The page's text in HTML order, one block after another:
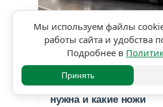
★★★★★
646 4 мин чтения
«Скрутка повара»:
нужна и какие ножи
Мы используем файлы
работы сайта и удобства
Подробнее в
Принять